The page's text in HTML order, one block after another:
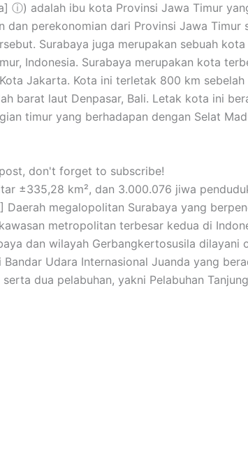
ⓘ) adalah ibu kota Provinsi Jawa Timur
dan perekonomian dari Provinsi Jawa Timur
Surabaya juga merupakan sebuah kota
Indonesia. Surabaya merupakan kota
Jakarta. Kota ini terletak 800 km
barat laut Denpasar, Bali. Letak kota ini
timur yang berhadapan dengan Selat
don't forget to subscribe!
±335,28 km², dan 3.000.076 jiwa
Daerah megalopolitan Surabaya yang
metropolitan terbesar kedua di
dan wilayah Gerbangkertosusila dilayani
Udara Internasional Juanda yang
dua pelabuhan, yakni Pelabuhan